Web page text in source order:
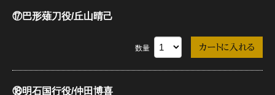
⑰巴形薙刀役/丘山晴己
数量
⑱明石国行役/仲田博喜